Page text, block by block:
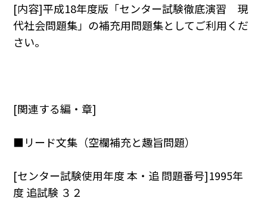
[内容]平成18年度版「センター試験徹底演習 現
代社会問題集」の補充用問題集としてご利用くだ
さい。
[関連する編・章]
■リード文集（空欄補充と趣旨問題）
[センター試験使用年度 本・追 問題番号]1995年
度 追試験 ３２